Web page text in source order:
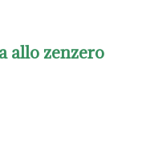
allo zenzero